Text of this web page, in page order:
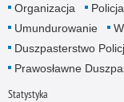
Organizacja
Umundurowanie
Duszpasterstwo
Prawosławne
Statystyka